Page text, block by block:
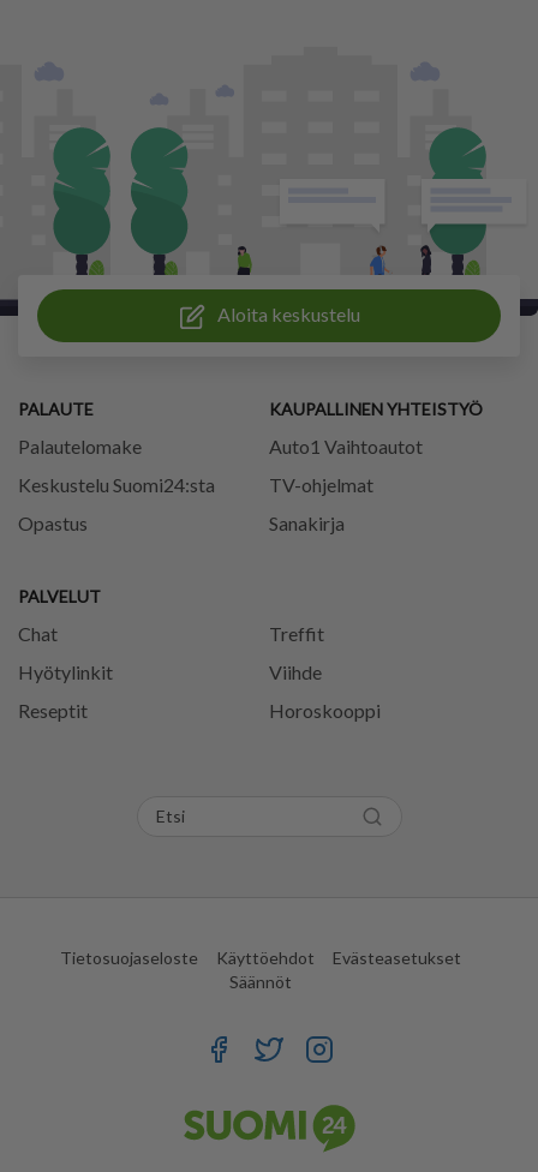
Aloita keskustelu
PALAUTE
Palautelomake
Keskustelu Suomi24:sta
Opastus
PALVELUT
Chat
Treffit
Hyötylinkit
Viihde
Reseptit
Horoskooppi
KAUPALLINEN YHTEISTYÖ
Auto1 Vaihtoautot
TV-ohjelmat
Sanakirja
Tietosuojaseloste Käyttöehdot
Evästeasetukset
Säännöt